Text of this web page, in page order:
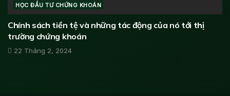
HỌC ĐẦU TƯ CHỨNG KHOÁN
Chính sách tiền tệ và những tác động của nó tới thị
trường chứng khoán
22 Tháng 2, 2024